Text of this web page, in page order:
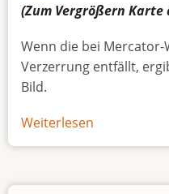
(Zum Vergrößern Karte
Wenn die bei
Verzerrung entfällt,
Bild.
Weiterlesen
Afrikas
Größe